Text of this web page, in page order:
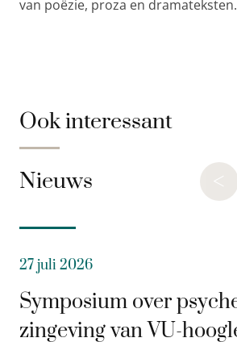
van poëzie, proza en dramateksten.
Ook interessant
Nieuws <
27 juli 2026
Symposium over
zingeving van VU-